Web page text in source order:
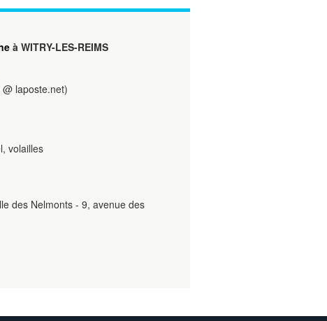
à WITRY-LES-REIMS
laposte.net)
volailles
des Nelmonts - 9, avenue des